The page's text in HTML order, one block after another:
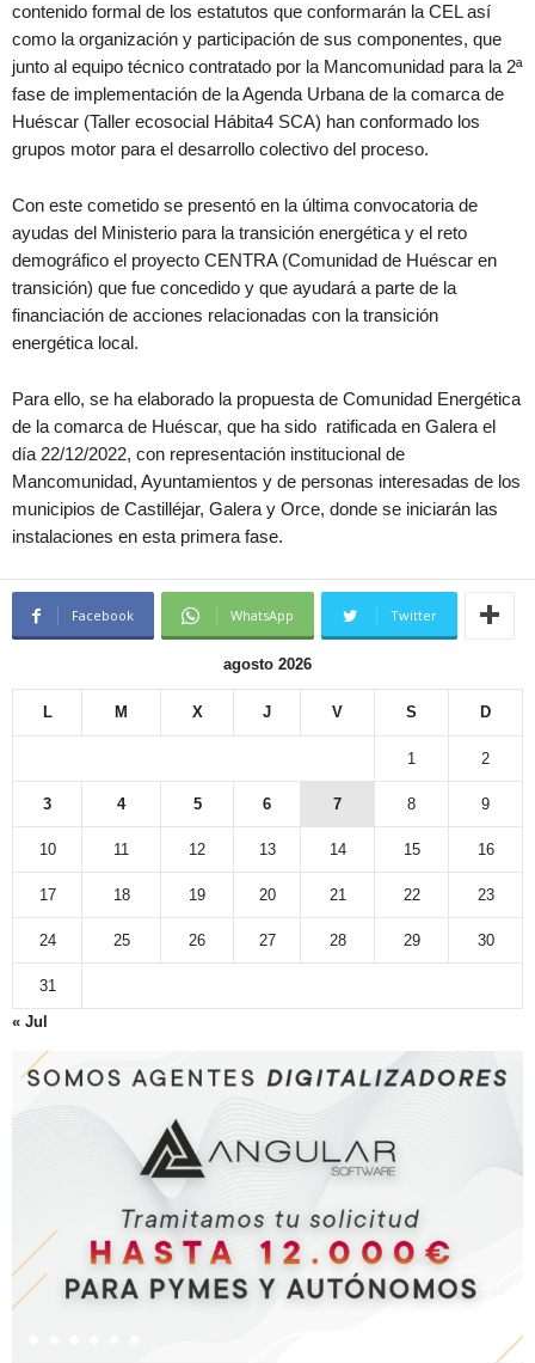
contenido formal de los estatutos que conformarán la CEL así
como la organización y participación de sus componentes, que
junto al equipo técnico contratado por la Mancomunidad para la 2ª
fase de implementación de la Agenda Urbana de la comarca de
Huéscar (Taller ecosocial Hábita4 SCA) han conformado los
grupos motor para el desarrollo colectivo del proceso.
Con este cometido se presentó en la última convocatoria de
ayudas del Ministerio para la transición energética y el reto
demográfico el proyecto CENTRA (Comunidad de Huéscar en
transición) que fue concedido y que ayudará a parte de la
financiación de acciones relacionadas con la transición
energética local.
Para ello, se ha elaborado la propuesta de Comunidad Energética
de la comarca de Huéscar, que ha sido ratificada en Galera el
día 22/12/2022, con representación institucional de
Mancomunidad, Ayuntamientos y de personas interesadas de los
municipios de Castilléjar, Galera y Orce, donde se iniciarán las
instalaciones en esta primera fase.
Facebook WhatsApp Twitter
agosto 2026
L M X J V S D
1 2
3 4 5 6 7 8 9
10 11 12 13 14 15 16
17 18 19 20 21 22 23
24 25 26 27 28 29 30
31
« Jul